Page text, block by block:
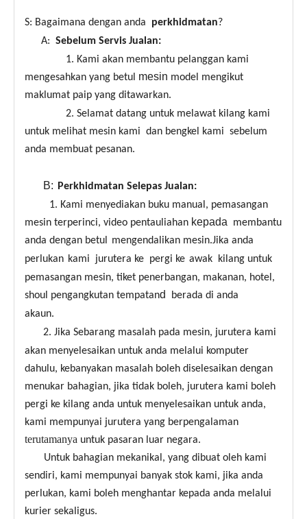
S: Bagaimana dengan anda perkhidmatan?
A: Sebelum Servis Jualan:
1. Kami akan membantu pelanggan kami
mengesahkan yang betul mesin model mengikut
maklumat paip yang ditawarkan.
2. Selamat datang untuk melawat kilang kami
untuk melihat mesin kami dan bengkel kami sebelum
anda membuat pesanan.
B:
Perkhidmatan Selepas Jualan:
1. Kami menyediakan buku manual, pemasangan
mesin terperinci, video pentauliahan kepada membantu
anda dengan betul
mengendalikan mesin.Jika anda
perlukan kami jurutera ke pergi ke awak kilang untuk
pemasangan mesin, tiket penerbangan, makanan, hotel,
shoul pengangkutan tempatand
berada di anda
akaun.
2. Jika Sebarang masalah pada mesin, jurutera kami
akan menyelesaikan untuk anda melalui komputer
dahulu, kebanyakan masalah boleh diselesaikan dengan
menukar bahagian, jika tidak boleh, jurutera kami boleh
pergi ke kilang anda untuk menyelesaikan untuk anda,
kami mempunyai jurutera yang berpengalaman
terutamanya untuk pasaran luar negara.
Untuk bahagian mekanikal, yang dibuat oleh kami
sendiri, kami mempunyai banyak stok kami, jika anda
perlukan, kami boleh menghantar kepada anda melalui
kurier sekaligus.